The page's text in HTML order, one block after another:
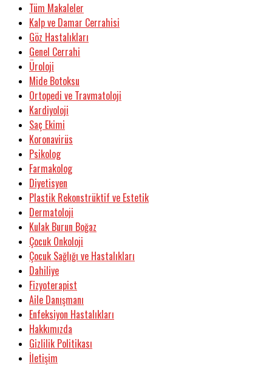
Tüm Makaleler
Kalp ve Damar Cerrahisi
Göz Hastalıkları
Genel Cerrahi
Üroloji
Mide Botoksu
Ortopedi ve Travmatoloji
Kardiyoloji
Saç Ekimi
Koronavirüs
Psikolog
Farmakolog
Diyetisyen
Plastik Rekonstrüktif ve Estetik
Dermatoloji
Kulak Burun Boğaz
Çocuk Onkoloji
Çocuk Sağlığı ve Hastalıkları
Dahiliye
Fizyoterapist
Aile Danışmanı
Enfeksiyon Hastalıkları
Hakkımızda
Gizlilik Politikası
İletişim